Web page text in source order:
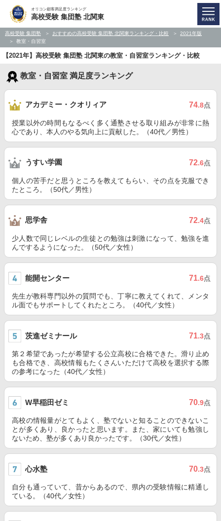
オリコン顧客満足度ランキング
高校受験 集団塾 北関東
高校受験 集団塾 おすすめの高校受験 集団塾 北関東ランキング・比較
2021年版
教室・自習室
【2021年】高校受験 集団塾 北関東の教室・自習室ランキング・比較
教室・自習室 満足度ランキング
アカデミー・クオリィア 74.8点
授業以外の時間もなるべく多く通塾させる取り組みが非常に熱
心であり、本人のやる気向上に貢献した。（40代／男性）
うすい学園 72.6点
個人の苦手だと思うところを教えてもらい、その点を克服でき
たところ。（50代／男性）
思学舎 72.4点
少人数で同じレベルの生徒との勉強は刺激になって、勉強を進
んでするようになった。（50代／女性）
能開センター 71.6点
先生が教科専門以外の質問でも、丁寧に教えてくれて、メンタ
ル面でもサポートしてくれたところ。（40代／女性）
茨進ゼミナール 71.3点
第２希望であったが希望する公立高校に合格できた。滑り止め
も合格でき、高校情報もたくさんいただけて高校を選択する際
の参考になった（40代／女性）
W早稲田ゼミ 70.9点
高校の情報量がとてもよく、塾でないと知ることのできないこ
とが多くあり、良かったと思います。また、家にいても勉強し
ないため、塾が多くあり良かったです。（30代／女性）
心水塾 70.3点
自分も通っていて、昔からあるので、県内の受験情報に精通し
ている。（40代／女性）